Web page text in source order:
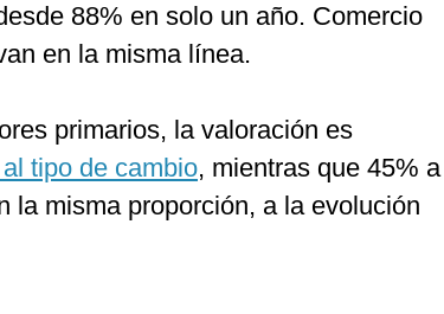
88% en solo un año. Comercio
en la misma línea.
primarios, la valoración es
tipo de cambio, mientras que 45% a
la misma proporción, a la evolución